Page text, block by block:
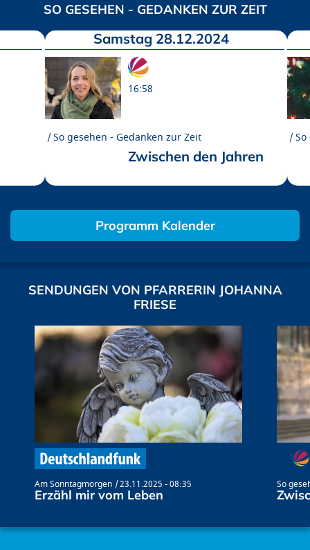
SO GESEHEN - GEDANKEN ZUR ZEIT
Samstag 28.12.2024
16:58
So gesehen - Gedanken zur Zeit
Zwischen den Jahren
Programm Kalender
SENDUNGEN VON PFARRERIN JOHANNA
FRIESE
Am Sonntagmorgen 23.11.2025 - 08:35
Erzähl mir vom Leben
So